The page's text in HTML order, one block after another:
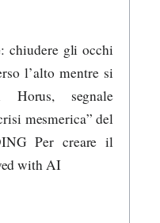
: chiudere gli occhi
l’alto mentre si
Horus, segnale
mesmerica” del
Per creare il
with AI